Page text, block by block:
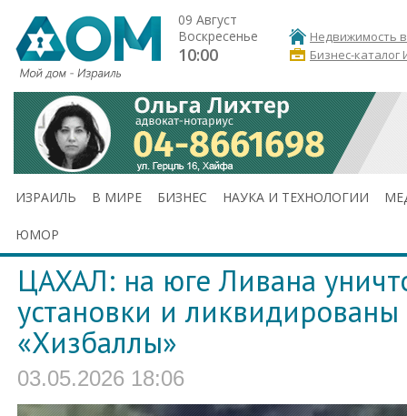
09 Август
Воскресенье
10:00
Недвижимость
Бизнес-каталог
ИЗРАИЛЬ В МИРЕ БИЗНЕС НАУКА И ТЕХНОЛОГИИ
ЮМОР
ЦАХАЛ: на юге Ливана
установки и
«Хизбаллы»
03.05.2026 18:06